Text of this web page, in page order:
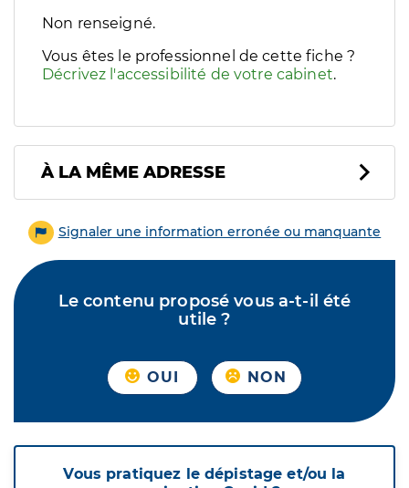
Filtres
Sélectionnez un ou plusieurs handicaps/besoins
Non renseigné.
Vous êtes le professionnel de cette fiche ?
Décrivez l'accessibilité de votre cabinet.
À LA MÊME ADRESSE
Signaler une information erronée ou manquante
Le contenu proposé vous a-t-il été
utile ?
OUI NON
Vous pratiquez le dépistage et/ou la